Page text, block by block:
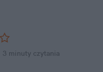
3 minuty czytania